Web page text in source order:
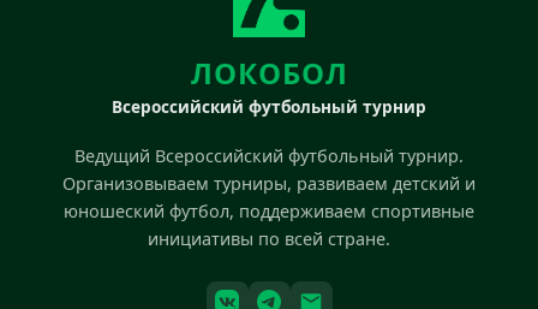
ЛОКОБОЛ
Всероссийский футбольный турнир
Ведущий Всероссийский футбольный турнир.
Организовываем турниры, развиваем детский и
юношеский футбол, поддерживаем спортивные
инициативы по всей стране.